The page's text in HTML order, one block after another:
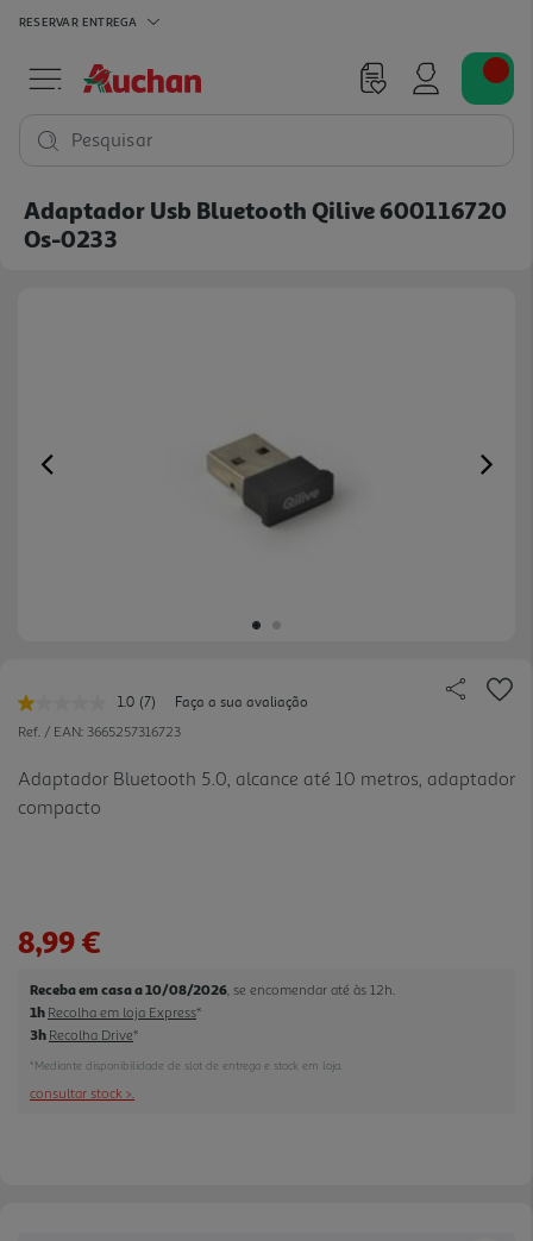
RESERVAR ENTREGA
Pesquisar
Adaptador Usb Bluetooth Qilive 600116720
Os-0233
Previous
1.0 Leu
7
Link
para
(7)
Faça a sua avaliação
Ref. / EAN: 3665257316723
Adaptador Bluetooth 5.0, alcance até 10 metros, adaptador
compacto
8,99 €
Receba em casa a 10/08/2026, se encomendar até às 12h.
1h Recolha em loja Express*
3h Recolha Drive*
*Mediante disponibilidade de slot de entrega e stock em loja.
consultar stock >.